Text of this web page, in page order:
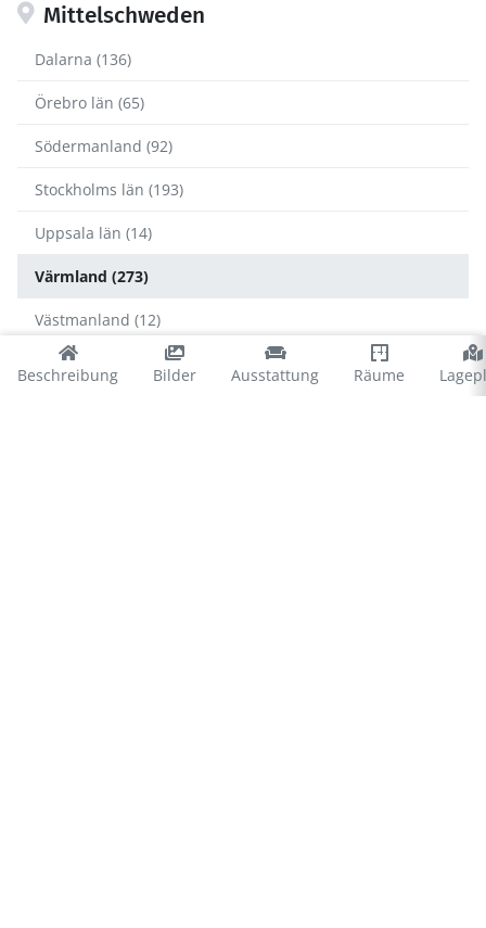
Beschreibung Bilder Ausstattung Räume
Mittelschweden
Dalarna (136)
Örebro län (65)
Södermanland (92)
Stockholms län (193)
Uppsala län (14)
Värmland (273)
Västmanland (12)
Värmland